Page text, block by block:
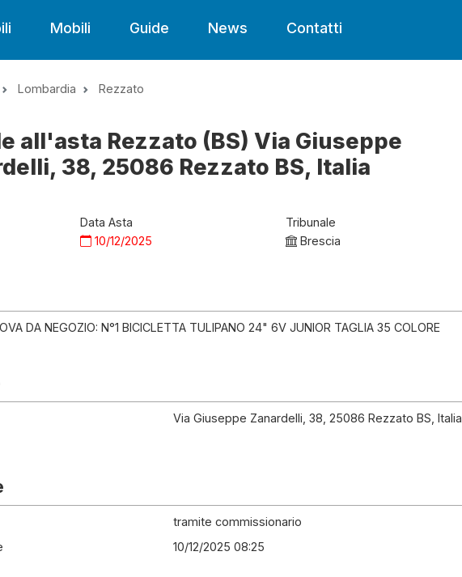
Mobili Guide News Contatti
Lombardia Rezzato
all'asta Rezzato (BS) Via Giuseppe
38, 25086 Rezzato BS, Italia
Data Asta
10/12/2025
Tribunale
Brescia
DA NEGOZIO: N°1 BICICLETTA TULIPANO 24" 6V JUNIOR TAGLIA 35 COLORE
Via Giuseppe Zanardelli, 38, 25086 Rezzato BS, Italia
tramite commissionario
10/12/2025 08:25